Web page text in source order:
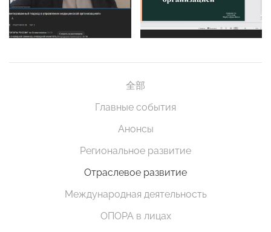
全部
Главные события
Анонсы
Региональное развитие
Отраслевое развитие
Международная деятельность
ОПОРА в лицах